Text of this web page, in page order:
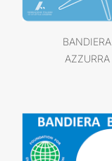
BANDIERA
AZZURRA